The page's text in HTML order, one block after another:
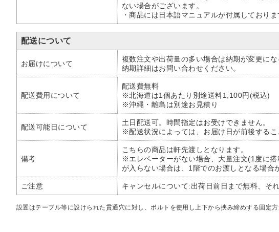
ない場合がございます。
・商品には日本語マニュアルが付属しており
配送について
お届けについて
複数注文や出荷量の多い場合は納期が変更に
納期詳細はお問い合わせください。
配送費用について
配送費無料
※北海道は1個あたり別途送料1,100円(税込)
※沖縄・離島は別途お見積り
配送可能日について
土日配送可。時間指定はお受けできません。
※配送状況によっては、お届け日が前後するこ
備考
こちらの商品は軒先渡しとなります。
※エレベーターがない場合、大量注文(1度に
が入らない場合は、1階でのお渡しとなる場合
ご注意 キャンセルについて:出荷日前日まで無料、そ
設置はテーブル等に設けられた貫通穴に対し、ボルトを使用し上下から挟み締めする固定方